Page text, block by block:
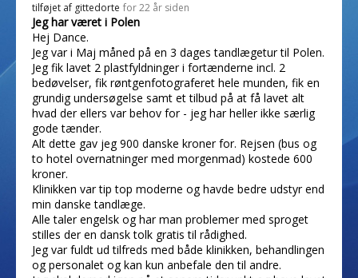
tilføjet af gittedorte for 22 år siden
Jeg har været i Polen
Hej Dance.
Jeg var i Maj måned på en 3 dages tandlægetur til Polen.
Jeg fik lavet 2 plastfyldninger i fortænderne incl. 2
bedøvelser, fik røntgenfotograferet hele munden, fik en
grundig undersøgelse samt et tilbud på at få lavet alt
hvad der ellers var behov for - jeg har heller ikke særlig
gode tænder.
Alt dette gav jeg 900 danske kroner for. Rejsen (bus og
to hotel overnatninger med morgenmad) kostede 600
kroner.
Klinikken var tip top moderne og havde bedre udstyr end
min danske tandlæge.
Alle taler engelsk og har man problemer med sproget
stilles der en dansk tolk gratis til rådighed.
Jeg var fuldt ud tilfreds med både klinikken, behandlingen
og personalet og kan kun anbefale den til andre.